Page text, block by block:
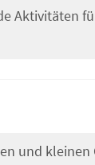
Aktivitäten
und